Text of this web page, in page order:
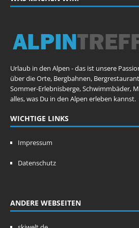
Urlaub in den Alpen - das ist unsere
über die Orte, Bergbahnen,
Sommer-Erlebnisberge, Schwimmbäder,
alles, was Du in den Alpen erleben kannst.
WICHTIGE LINKS
Impressum
Datenschutz
ANDERE WEBSEITEN